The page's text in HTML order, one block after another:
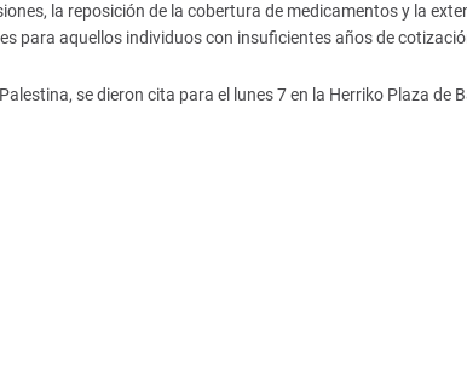
la reposición de la cobertura de medicamentos y la
para aquellos individuos con insuficientes años de
se dieron cita para el lunes 7 en la Herriko Plaza de